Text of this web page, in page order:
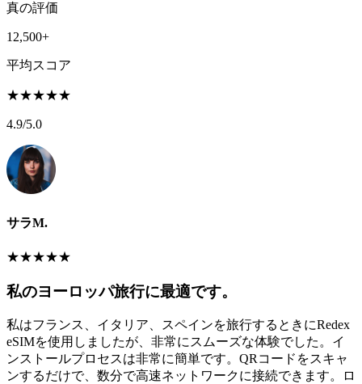
真の評価
12,500+
平均スコア
★★★★★
4.9/5.0
サラM.
★★★★★
私のヨーロッパ旅行に最適です。
私はフランス、イタリア、スペインを旅行するときにRedex
eSIMを使用しましたが、非常にスムーズな体験でした。イ
ンストールプロセスは非常に簡単です。QRコードをスキャ
ンするだけで、数分で高速ネットワークに接続できます。ロ